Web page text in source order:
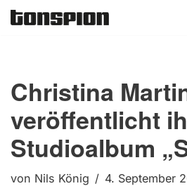
Christina
veröffentlicht
Studioalbum
von Nils König
4. September